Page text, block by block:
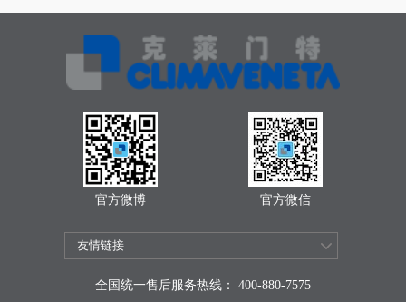
官方微博 官方微信
全国统一售后服务热线： 400-880-7575